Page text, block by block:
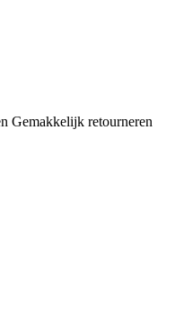
Gemakkelijk retourneren